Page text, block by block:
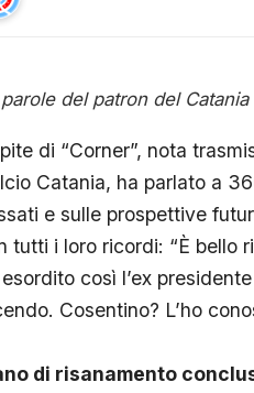
del patron del
di “Corner”, nota
Catania, ha parlato a
e sulle prospettive
tutti i loro ricordi: “È bello
così l’ex
Cosentino? L’ho
di risanamento